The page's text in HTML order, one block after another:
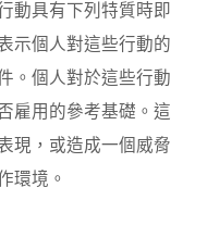
動具有下列特質時即
示個人對這些行動的
。個人對於這些行動
雇用的參考基礎。這
現，或造成一個威脅
環境。